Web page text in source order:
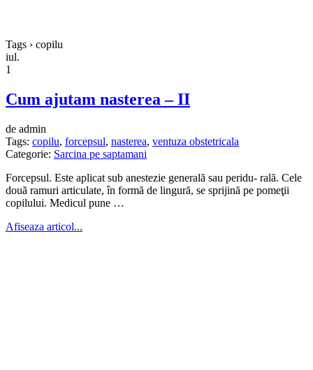
Tags › copilu
iul.
1
Cum ajutam nasterea – II
de admin
Tags: copilu, forcepsul, nasterea, ventuza obstetricala
Categorie: Sarcina pe saptamani
Forcepsul. Este aplicat sub anestezie generală sau peridu- rală. Cele
două ramuri articulate, în formă de lingură, se sprijină pe pomeţii
copilului. Medicul pune …
Afiseaza articol...